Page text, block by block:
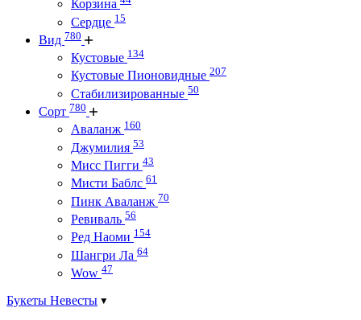
Корзина
Сердце 15
Вид 780
Кустовые 134
Кустовые Пионовидные 207
Стабилизированные 50
Сорт 780
Аваланж 160
Джумилия 53
Мисс Пигги 43
Мисти Баблс 61
Пинк Аваланж 70
Ревиваль 56
Ред Наоми 154
Шангри Ла 64
Wow 47
Букеты Невесты